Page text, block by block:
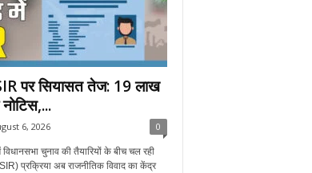
पर सियासत तेज: 19 लाख
6, 2026 0
चुनाव की तैयारियों के बीच चल रही
प्रक्रिया अब राजनीतिक विवाद का केंद्र